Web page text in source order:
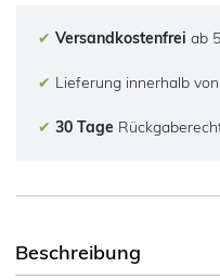
✔ Versandkostenfrei ab
✔ Lieferung innerhalb von
✔ 30 Tage
Beschreibung